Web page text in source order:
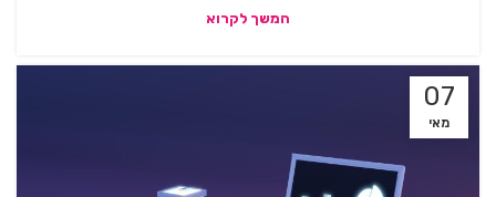
המשך לקרוא
07
מאי